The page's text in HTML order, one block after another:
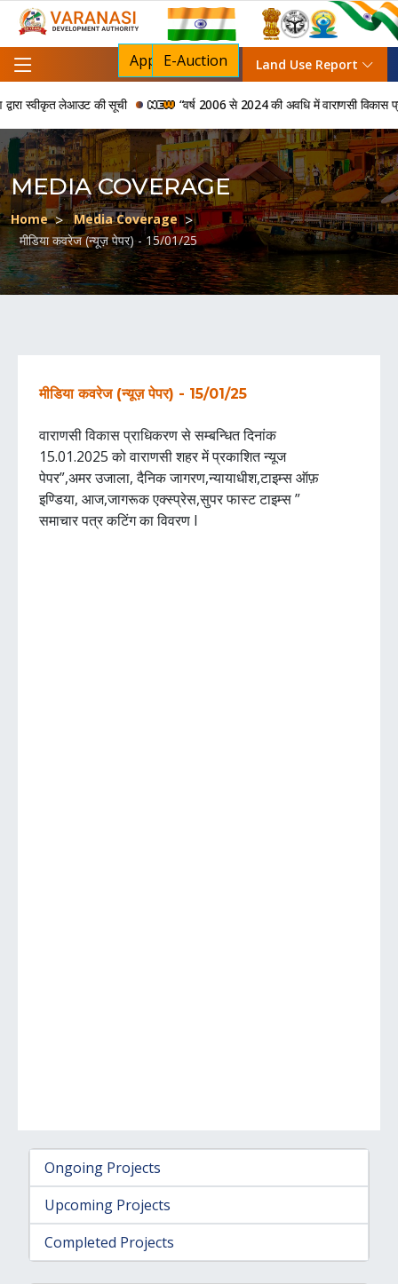
Apply For NOC
E-Auction Land Use Report
स्वीकृत लेआउट की सूची “वर्ष 2006 से 2024 की अवधि में वाराणसी विकास
MEDIA COVERAGE
Home
Media Coverage
मीडिया कवरेज (न्यूज़ पेपर) - 15/01/25
मीडिया कवरेज (न्यूज़ पेपर) - 15/01/25
वाराणसी विकास प्राधिकरण से सम्बन्धित दिनांक
15.01.2025 को वाराणसी शहर में प्रकाशित न्यूज
पेपर”,अमर उजाला, दैनिक जागरण,न्यायाधीश,टाइम्स ऑफ़
इण्डिया, आज,जागरूक एक्स्प्रेस,सुपर फास्ट टाइम्स ”
समाचार पत्र कटिंग का विवरण I
Ongoing Projects
Upcoming Projects
Completed Projects